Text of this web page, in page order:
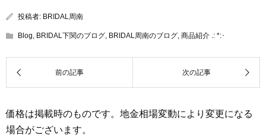
投稿者: BRIDAL周南
Blog, BRIDAL下関のブログ, BRIDAL周南のブログ, 商品紹介 .: *:･
価格は掲載時のものです。地金相場変動により変更になる
場合がございます。